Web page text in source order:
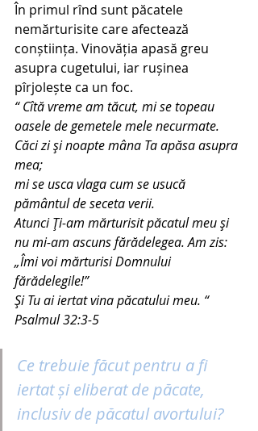
În primul rînd sunt păcatele
nemărturisite care afectează
conștiința. Vinovăția apasă greu
asupra cugetului, iar rușinea
pîrjolește ca un foc.
“ Cîtă vreme am tăcut, mi se topeau
oasele de gemetele mele necurmate.
Căci zi şi noapte mâna Ta apăsa asupra
mea;
mi se usca vlaga cum se usucă
pământul de seceta verii.
Atunci Ţi-am mărturisit păcatul meu şi
nu mi-am ascuns fărădelegea. Am zis:
„Îmi voi mărturisi Domnului
fărădelegile!”
Şi Tu ai iertat vina păcatului meu. “
Psalmul 32:3-5
Ce trebuie făcut pentru a fi
iertat și eliberat de păcate,
inclusiv de păcatul avortului?